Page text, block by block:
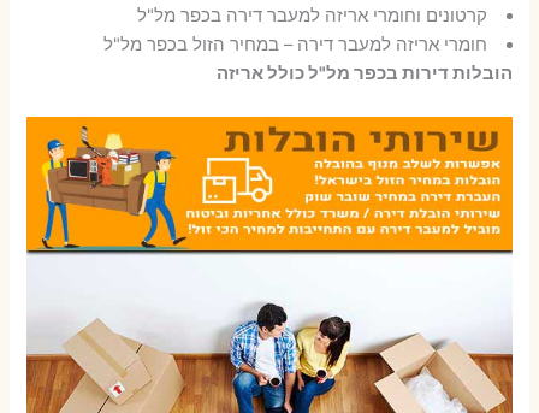
קרטונים וחומרי אריזה למעבר דירה בכפר מל"ל
חומרי אריזה למעבר דירה – במחיר הזול בכפר מל"ל
הובלות דירות בכפר מל"ל כולל אריזה